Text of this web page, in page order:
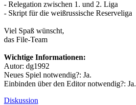
- Relegation zwischen 1. und 2. Liga
- Skript für die weißrussische Reserveliga
Viel Spaß wünscht,
das File-Team
Wichtige Informationen:
Autor: dg1992
Neues Spiel notwendig?: Ja.
Einbinden über den Editor notwendig?: Ja.
Diskussion